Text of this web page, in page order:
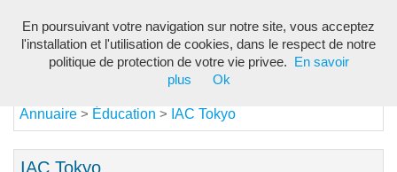
Annuaire > Éducation > IAC Tokyo
IAC Tokyo
En poursuivant votre navigation sur notre site, vous acceptez
l'installation et l'utilisation de cookies, dans le respect de notre
politique de protection de votre vie privee.
En savoir
plus
Ok